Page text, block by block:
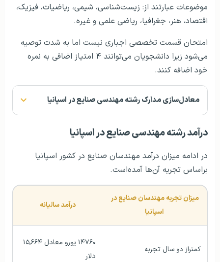
موضوعات عبارتند از: زیست‌شناسی، شیمی، ریاضیات، فیزیک،
اقتصاد، هنر، جغرافیا، ریاضی علمی و غیره.
امتحان قسمت تخصصی اجباری نیست اما به شدت توصیه
می‌شود زیرا دانشجویان می‌توانند ۴ امتیاز اضافی به نمره
خود اضافه کنند.
معادل‌سازی مدارک رشته مهندسی صنایع در اسپانیا
درآمد رشته مهندسی صنایع در اسپانیا
در ادامه میزان درآمد مهندسان صنایع در کشور اسپانیا
براساس تجریه آن‌ها آمده‌است.
اسپانیا
درآمد سالیانه
کمتراز دو سال تجربه
دلار